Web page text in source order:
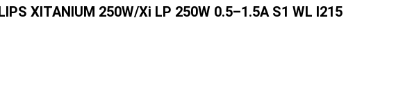
XITANIUM 250W/Xi LP 250W 0.5–1.5A S1 WL I215